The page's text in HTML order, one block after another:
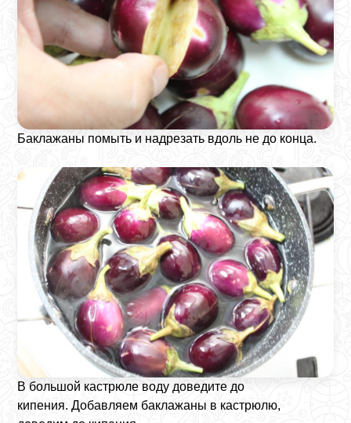
Баклажаны помыть и надрезать вдоль не до конца.
В большой кастрюле воду доведите до
кипения. Добавляем баклажаны в кастрюлю,